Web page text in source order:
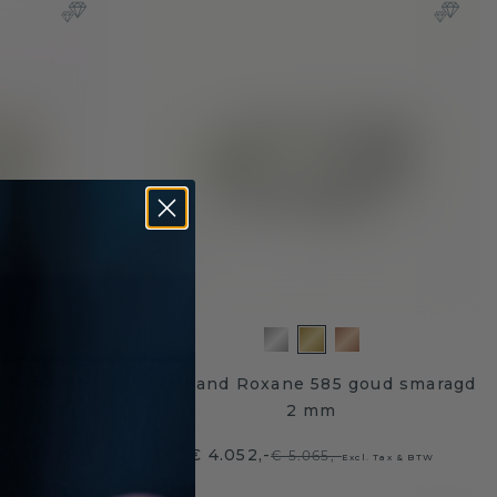
Armband Roxane 585 goud smaragd
2 mm
€ 4.052,-€ 5.065,-Excl. Tax & BTW